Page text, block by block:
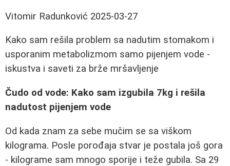
Vitomir Radunković 2025-03-27
Kako sam rešila problem sa nadutim stomakom i
usporanim metabolizmom samo pijenjem vode -
iskustva i saveti za brže mršavljenje
Čudo od vode: Kako sam izgubila 7kg i rešila
nadutost pijenjem vode
Od kada znam za sebe mučim se sa viškom
kilograma. Posle porođaja stvar je postala još gora
- kilograme sam mnogo sporije i teže gubila. Sa 29